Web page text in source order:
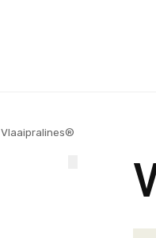
Vlaaipralines®